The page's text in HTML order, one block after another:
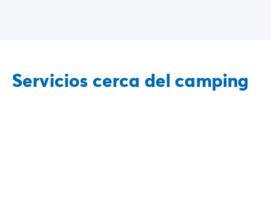
Servicios cerca del camping